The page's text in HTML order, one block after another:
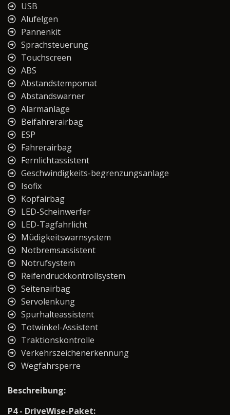
USB
Alufelgen
Pannenkit
Sprachsteuerung
Touchscreen
ABS
Abstandstempomat
Abstandswarner
Alarmanlage
Beifahrerairbag
ESP
Fahrerairbag
Fernlichtassistent
Geschwindigkeits-begrenzungsanlage
Isofix
Kopfairbag
LED-Scheinwerfer
LED-Tagfahrlicht
Müdigkeitswarnsystem
Notbremsassistent
Notrufsystem
Reifendruckkontrollsystem
Seitenairbag
Servolenkung
Spurhalteassistent
Totwinkel-Assistent
Traktionskontrolle
Verkehrszeichenerkennung
Wegfahrsperre
Beschreibung:
P4 - DriveWise-Paket: